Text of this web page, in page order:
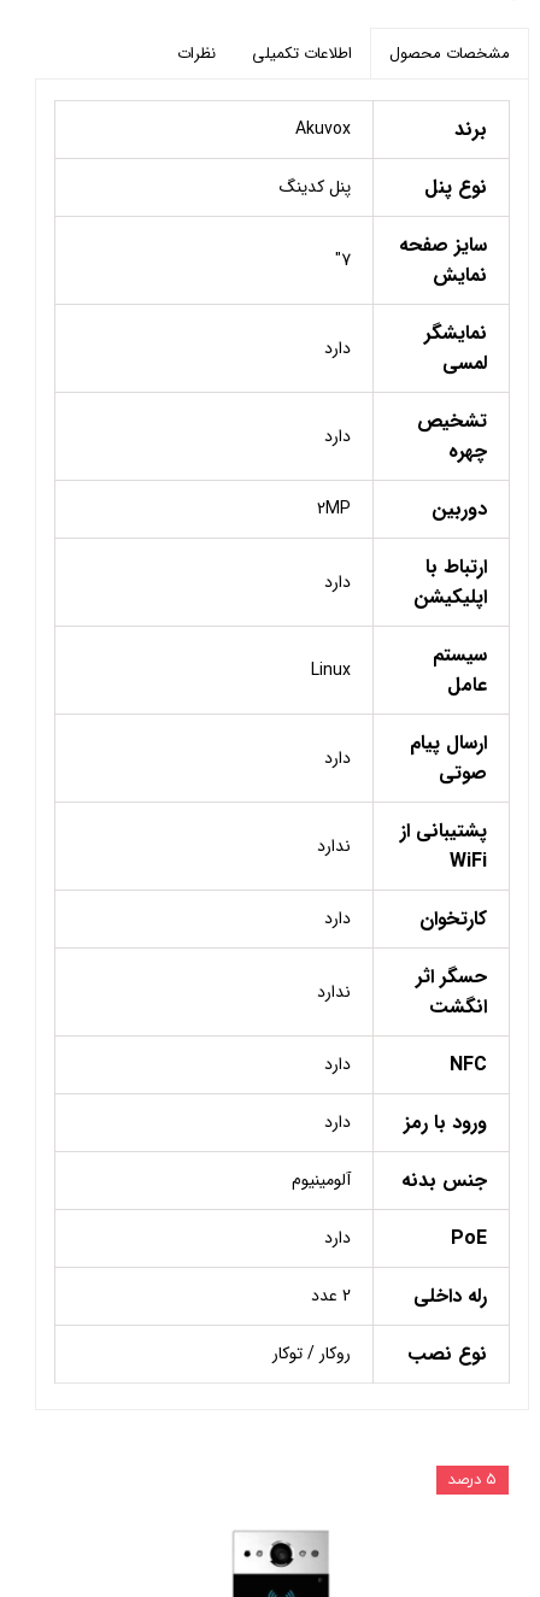
مشخصات محصول اطلاعات تکمیلی نظرات
برند Akuvox
نوع پنل پنل کدینگ
سایز صفحه
نمایش
7"
نمایشگر
لمسی
دارد
تشخیص
چهره
دارد
دوربین 2MP
ارتباط با
اپلیکیشن
دارد
سیستم
عامل
Linux
ارسال پیام
صوتی
دارد
پشتیبانی از
WiFi
ندارد
کارتخوان دارد
حسگر اثر
انگشت
ندارد
NFC دارد
ورود با رمز دارد
جنس بدنه آلومینیوم
PoE دارد
رله داخلی 2 عدد
نوع نصب روکار / توکار
۵ درصد